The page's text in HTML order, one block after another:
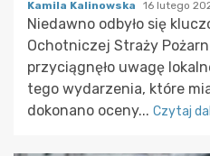
Kamila Kalinowska 16 lutego
Niedawno odbyło się
Ochotniczej Straży
przyciągnęło uwagę
tego wydarzenia, które
dokonano oceny... Czytaj